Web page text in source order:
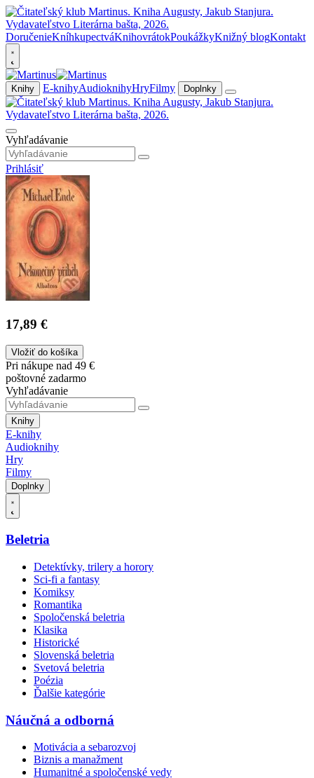
DoručenieKníhkupectváKnihovrátokPoukážkyKnižný blogKontakt
Knihy E-knihyAudioknihyHryFilmy Doplnky
Vyhľadávanie
Prihlásiť
17,89 €
Vložiť do košíka
Pri nákupe nad 49 €
poštovné zadarmo
Vyhľadávanie
Knihy
E-knihy
Audioknihy
Hry
Filmy
Doplnky
Beletria
Detektívky, trilery a horory
Sci-fi a fantasy
Komiksy
Romantika
Spoločenská beletria
Klasika
Historické
Slovenská beletria
Svetová beletria
Poézia
Ďalšie kategórie
Náučná a odborná
Motivácia a sebarozvoj
Biznis a manažment
Humanitné a spoločenské vedy